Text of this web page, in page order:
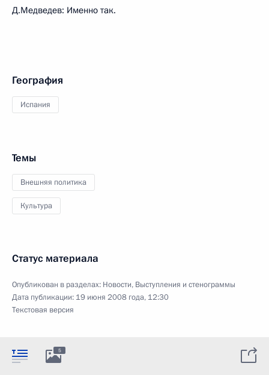
Д.Медведев: Именно так.
География
Испания
Темы
Внешняя политика
Культура
Статус материала
Опубликован в разделах: Новости, Выступления и стенограммы
Дата публикации: 19 июня 2008 года, 12:30
Текстовая версия
5